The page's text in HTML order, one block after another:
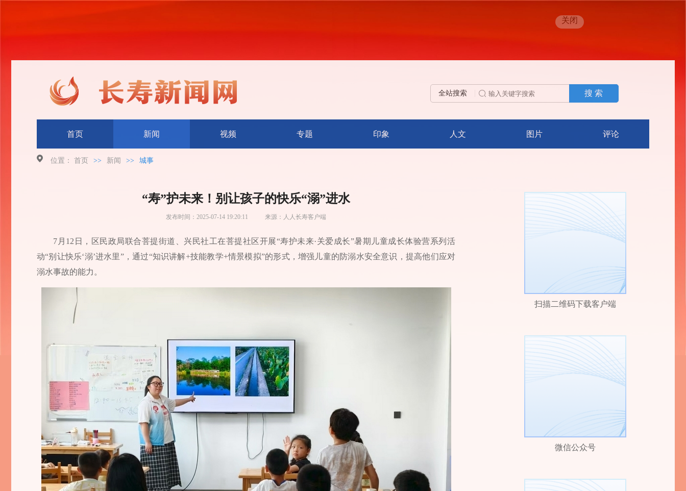
关闭
全站搜索 搜 索
首页 新闻 视频 专题 印象 人文 图片 评论
位置： 首页 >> 新闻 >> 城事
“寿”护未来！别让孩子的快乐“溺”进水
发布时间： 2025-07-14 19:20:11 来源： 人人长寿客户端
7月12日，区民政局联合菩提街道、兴民社工在菩提社区开展“寿护未来·关爱成长”暑期儿童成长体验营系列活
动“别让快乐‘溺’进水里”，通过“知识讲解+技能教学+情景模拟”的形式，增强儿童的防溺水安全意识，提高他们应对
溺水事故的能力。
扫描二维码下载客户端
微信公众号